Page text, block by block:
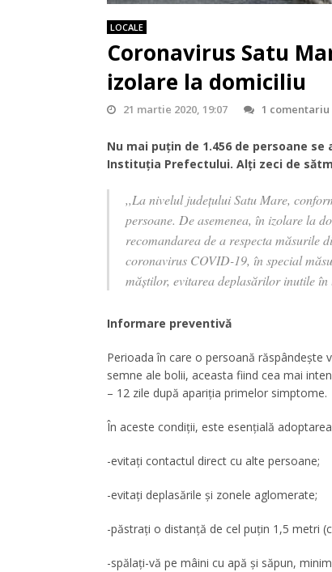
LOCALE
Coronavirus Satu
izolare la domiciliu
21 martie 2020, 19:07 1 comentariu
Nu mai puțin de 1.456 de persoane
Instituția Prefectului. Alți zeci de
,,La nivelul județului Satu Mare,
persoane. De asemenea, în izolare la
recomandarea de a respecta măsurile
coronavirus COVID-19, în special
măștilor, evitarea deplasărilor inutile
Informare preventivă
Perioada în care o persoană răspândește
semne ale bolii, aceasta fiind cea mai
– 12 zile după apariția primelor simptome.
În aceste condiții, este esențială
-evitați contactul direct cu alte persoane;
-evitați deplasările și zonele aglomerate;
-păstrați o distanță de cel puțin 1,5 metri
-spălați-vă pe mâini cu apă și săpun,